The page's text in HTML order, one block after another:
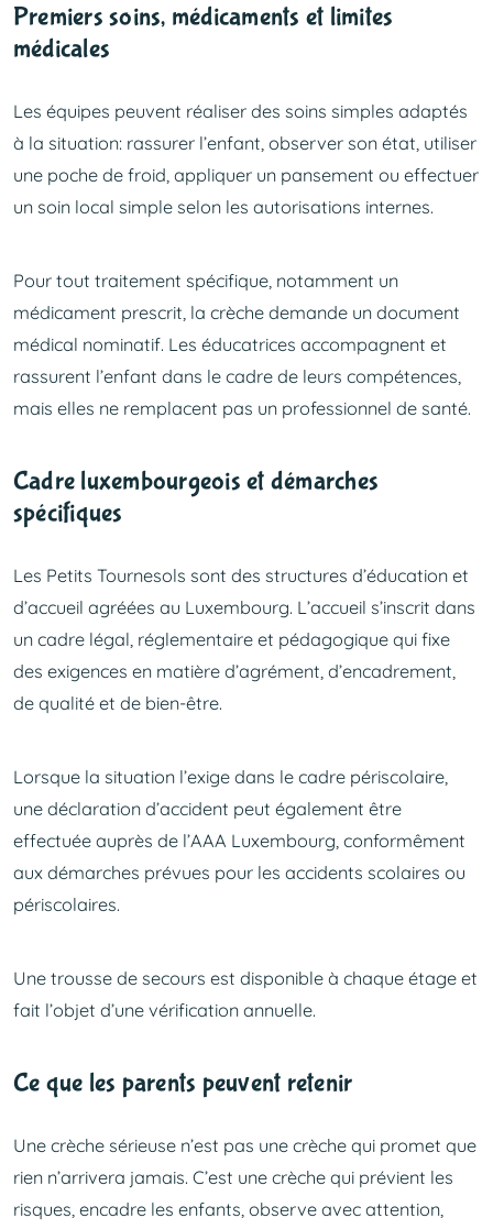
Premiers soins, médicaments et limites
médicales
Les équipes peuvent réaliser des soins simples adaptés
à la situation: rassurer l’enfant, observer son état, utiliser
une poche de froid, appliquer un pansement ou effectuer
un soin local simple selon les autorisations internes.
Pour tout traitement spécifique, notamment un
médicament prescrit, la crèche demande un document
médical nominatif. Les éducatrices accompagnent et
rassurent l’enfant dans le cadre de leurs compétences,
mais elles ne remplacent pas un professionnel de santé.
Cadre luxembourgeois et démarches
spécifiques
Les Petits Tournesols sont des structures d’éducation et
d’accueil agréées au Luxembourg. L’accueil s’inscrit dans
un cadre légal, réglementaire et pédagogique qui fixe
des exigences en matière d’agrément, d’encadrement,
de qualité et de bien-être.
Lorsque la situation l’exige dans le cadre périscolaire,
une déclaration d’accident peut également être
effectuée auprès de l’AAA Luxembourg, conformêment
aux démarches prévues pour les accidents scolaires ou
périscolaires.
Une trousse de secours est disponible à chaque étage et
fait l’objet d’une vérification annuelle.
Ce que les parents peuvent retenir
Une crèche sérieuse n’est pas une crèche qui promet que
rien n’arrivera jamais. C’est une crèche qui prévient les
risques, encadre les enfants, observe avec attention,